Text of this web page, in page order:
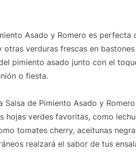
Asado y Romero es perfecta
verduras frescas en
pimiento asado junto con el
o fiesta.
Salsa de Pimiento Asado y
hojas verdes favoritas, como
tomates cherry, aceitunas
realzará el sabor de tus